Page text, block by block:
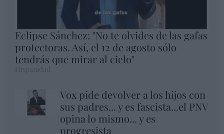
Eclipse Sánchez: "No te olvides de las gafas
protectoras. Así, el 12 de agosto sólo
tendrás que mirar al cielo"
Vox pide devolver a los hijos con
sus padres... y es fascista...el PNV
opina lo mismo... y es
progresista